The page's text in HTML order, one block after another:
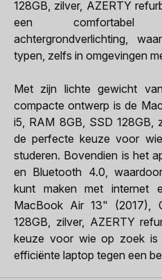
128GB, zilver, AZERTY
een comfortabel
achtergrondverlichting,
typen, zelfs in omgevingen
Met zijn lichte gewicht
compacte ontwerp is de
i5, RAM 8GB, SSD 128GB,
de perfecte keuze voor
studeren. Bovendien is het
en Bluetooth 4.0,
kunt maken met internet
MacBook Air 13" (2017),
128GB, zilver, AZERTY
keuze voor wie op zoek is
efficiënte laptop tegen een